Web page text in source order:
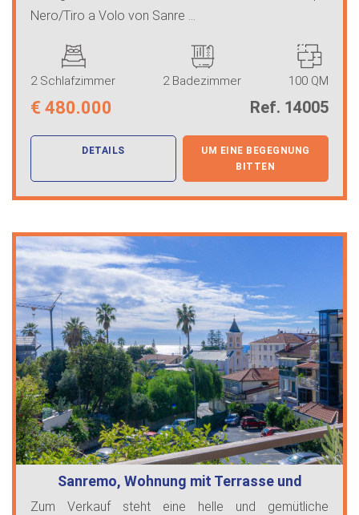
Nero/Tiro a Volo von Sanre ...
2 Schlafzimmer 2 Badezimmer 100 QM
€ 480.000 Ref. 14005
DETAILS
UM EINE BEGEGNUNG
BITTEN
Sanremo, Wohnung mit Terrasse und
Meerbl…
Zum Verkauf steht eine helle und gemütliche